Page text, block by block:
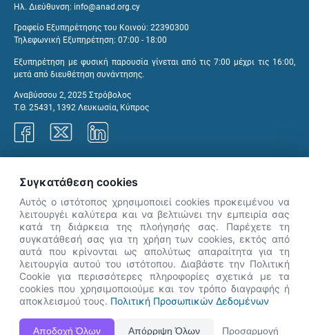
Ηλ. Διεύθυνση: info@anad.org.cy
Γραφείο Εξυπηρέτησης του Κοινού: 22390300
Τηλεφωνική Εξυπηρέτηση: 07:00 - 18:00
Εξυπηρέτηση με φυσική παρουσία γίνεται από τις 7:00 μέχρι τις 16:00,
μετά από διευθέτηση συνάντησης.
Αναβύσσου 2, 2025 Στρόβολος
Τ.Θ. 25431, 1392 Λευκωσία, Κύπρος
Η Ιστοσελίδα ΑνΑΔ είναι πλήρως συμβατή με τις νεότερες εκδόσεις, Google Chrome, Mozilla Firefox,
Apple Safari καθώς και Internet Explorer.
👋 Καλώς ήρθες! Είμαι η Νόησις.
Πες μου πώς μπορώ να σε βοηθήσω
σήμερα.
Συγκατάθεση cookies
Αυτός ο ιστότοπος χρησιμοποιεί cookies προκειμένου να
λειτουργέι καλύτερα και να βελτιώνει την εμπειρία σας
κατά τη διάρκεια της πλοήγησής σας. Παρέχετε τη
συγκατάθεσή σας για τη χρήση των cookies, εκτός από
αυτά που κρίνονται ως απολύτως απαραίτητα για τη
λειτουργία αυτού του ιστότοπου. Διαβάστε την Πολιτική
Cookie για περισσότερες πληροφορίες σχετικά με τα
cookies που χρησιμοποιούμε και τον τρόπο διαγραφής ή
αποκλεισμού τους. Πολιτική Προσωπικών Δεδομένων
Αποδοχή Όλων Απόρριψη Όλων Προσαρμογή